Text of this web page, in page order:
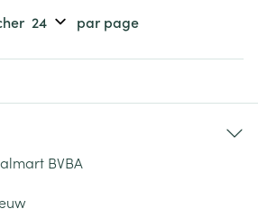
par page
BVBA